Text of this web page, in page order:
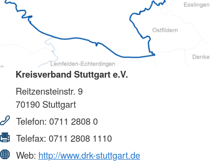
Kreisverband Stuttgart e.V.
Reitzensteinstr. 9
70190 Stuttgart
Telefon: 0711 2808 0
Telefax: 0711 2808 1110
Web: http://www.drk-stuttgart.de